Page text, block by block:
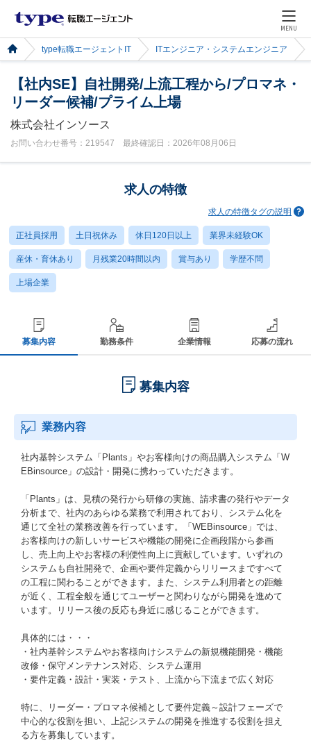
MENU
type転職エージェントIT ITエンジニア・システムエンジニア
【社内SE】自社開発/上流工程から/プロマネ・
リーダー候補/プライム上場
株式会社インソース
お問い合わせ番号：219547 最終確認日：2026年08月06日
求人の特徴
求人の特徴タグの説明
正社員採用 土日祝休み 休日120日以上 業界未経験OK
産休・育休あり 月残業20時間以内 賞与あり 学歴不問
上場企業
募集内容 勤務条件 企業情報 応募の流れ
募集内容
業務内容
社内基幹システム「Plants」やお客様向けの商品購入システム「W
EBinsource」の設計・開発に携わっていただきます。
「Plants」は、見積の発行から研修の実施、請求書の発行やデータ
分析まで、社内のあらゆる業務で利用されており、システム化を
通じて全社の業務改善を行っています。「WEBinsource」では、
お客様向けの新しいサービスや機能の開発に企画段階から参画
し、売上向上やお客様の利便性向上に貢献しています。いずれの
システムも自社開発で、企画や要件定義からリリースまですべて
の工程に関わることができます。また、システム利用者との距離
が近く、工程全般を通じてユーザーと関わりながら開発を進めて
います。リリース後の反応も身近に感じることができます。
具体的には・・・
・社内基幹システムやお客様向けシステムの新規機能開発・機能
改修・保守メンテナンス対応、システム運用
・要件定義・設計・実装・テスト、上流から下流まで広く対応
特に、リーダー・プロマネ候補として要件定義～設計フェーズで
中心的な役割を担い、上記システムの開発を推進する役割を担え
る方を募集しています。